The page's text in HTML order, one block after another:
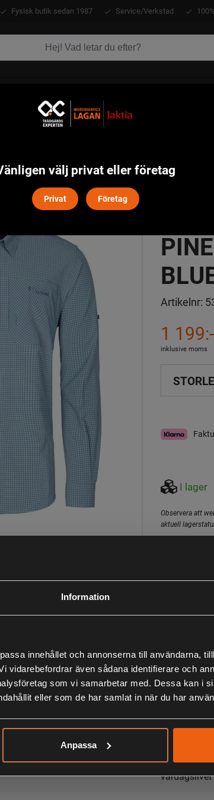
Information
innehållet och annonserna till användarna,
vidarebefordrar även sådana identifierare och
som vi samarbetar med. Dessa kan i
eller som de har samlat in när du har
Anpassa
Fysisk butik sedan 1987 Service/Verkstad
Blue/Offwhite
Artikelnr:
1 199:-
inklusive moms
I lager
Observera att
aktuell
En
Det här är
UV-skydd
tyget.
en
Den är
den
strykning.
hängare på
Detta är
behöver en
välj privat eller företag
Privat Företag